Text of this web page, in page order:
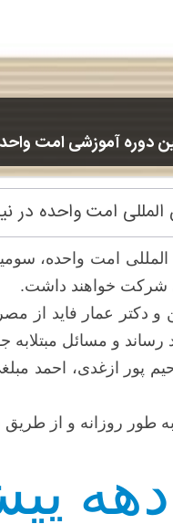
دوره آموزشی امت
امت واحده
امت واحده،
شرکت خواهند داشت.
عمار فاید از
و مسائل مبتلابه
پور ازغدی، احمد
طور روزانه و از